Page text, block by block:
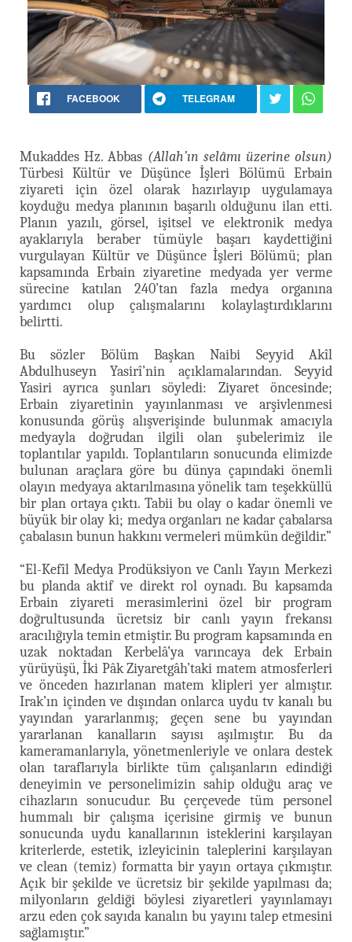
FACEBOOK TELEGRAM
Mukaddes Hz. Abbas (Allah’ın selâmı üzerine olsun)
Türbesi Kültür ve Düşünce İşleri Bölümü Erbain
ziyareti için özel olarak hazırlayıp uygulamaya
koyduğu medya planının başarılı olduğunu ilan etti.
Planın yazılı, görsel, işitsel ve elektronik medya
ayaklarıyla beraber tümüyle başarı kaydettiğini
vurgulayan Kültür ve Düşünce İşleri Bölümü; plan
kapsamında Erbain ziyaretine medyada yer verme
sürecine katılan 240’tan fazla medya organına
yardımcı olup çalışmalarını kolaylaştırdıklarını
belirtti.
Bu sözler Bölüm Başkan Naibi Seyyid Akîl
Abdulhuseyn Yasirî’nin açıklamalarından. Seyyid
Yasiri ayrıca şunları söyledi: Ziyaret öncesinde;
Erbain ziyaretinin yayınlanması ve arşivlenmesi
konusunda görüş alışverişinde bulunmak amacıyla
medyayla doğrudan ilgili olan şubelerimiz ile
toplantılar yapıldı. Toplantıların sonucunda elimizde
bulunan araçlara göre bu dünya çapındaki önemli
olayın medyaya aktarılmasına yönelik tam teşekküllü
bir plan ortaya çıktı. Tabii bu olay o kadar önemli ve
büyük bir olay ki; medya organları ne kadar çabalarsa
çabalasın bunun hakkını vermeleri mümkün değildir.”
“El-Kefîl Medya Prodüksiyon ve Canlı Yayın Merkezi
bu planda aktif ve direkt rol oynadı. Bu kapsamda
Erbain ziyareti merasimlerini özel bir program
doğrultusunda ücretsiz bir canlı yayın frekansı
aracılığıyla temin etmiştir. Bu program kapsamında en
uzak noktadan Kerbelâ’ya varıncaya dek Erbain
yürüyüşü, İki Pâk Ziyaretgâh’taki matem atmosferleri
ve önceden hazırlanan matem klipleri yer almıştır.
Irak’ın içinden ve dışından onlarca uydu tv kanalı bu
yayından yararlanmış; geçen sene bu yayından
yararlanan kanalların sayısı aşılmıştır. Bu da
kameramanlarıyla, yönetmenleriyle ve onlara destek
olan taraflarıyla birlikte tüm çalışanların edindiği
deneyimin ve personelimizin sahip olduğu araç ve
cihazların sonucudur. Bu çerçevede tüm personel
hummalı bir çalışma içerisine girmiş ve bunun
sonucunda uydu kanallarının isteklerini karşılayan
kriterlerde, estetik, izleyicinin taleplerini karşılayan
ve clean (temiz) formatta bir yayın ortaya çıkmıştır.
Açık bir şekilde ve ücretsiz bir şekilde yapılması da;
milyonların geldiği böylesi ziyaretleri yayınlamayı
arzu eden çok sayıda kanalın bu yayını talep etmesini
sağlamıştır.”